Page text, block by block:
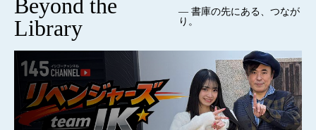
Beyond the
Library
— 書庫の先にある、つなが
り。